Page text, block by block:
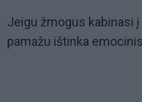
Jeigu žmogus kabinasi
pamažu ištinka